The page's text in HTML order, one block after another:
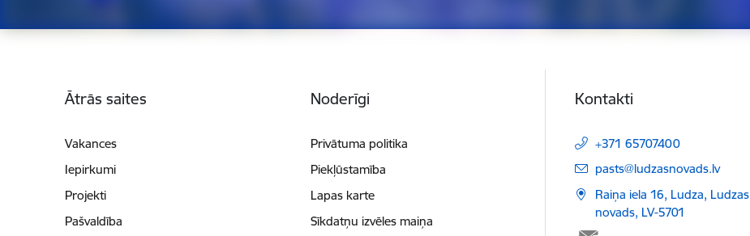
Ātrās saites
Vakances
Iepirkumi
Projekti
Pašvaldība
Noderīgi
Privātuma politika
Piekļūstamība
Lapas karte
Sīkdatņu izvēles maiņa
Kontakti
+371 65707400
E-pasts:
pasts@ludzasnovads.lv
Raiņa iela 16, Ludza, Ludzas
novads, LV-5701